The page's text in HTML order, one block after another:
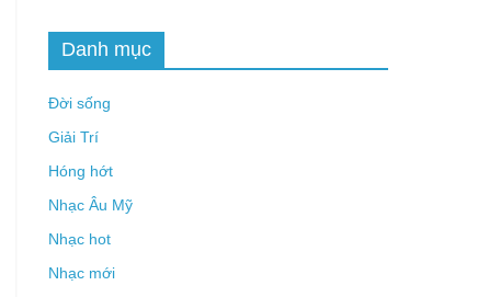
Danh mục
Đời sống
Giải Trí
Hóng hớt
Nhạc Âu Mỹ
Nhạc hot
Nhạc mới